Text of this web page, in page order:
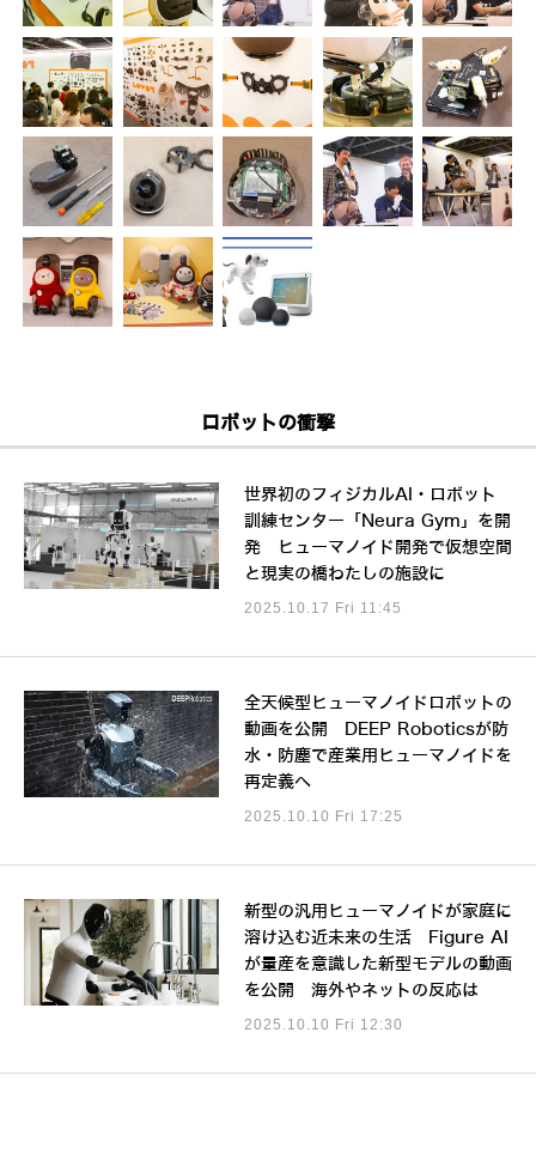
ロボットの衝撃
世界初のフィジカルAI・ロボット
訓練センター「Neura Gym」を開
発 ヒューマノイド開発で仮想空間
と現実の橋わたしの施設に
2025.10.17 Fri 11:45
全天候型ヒューマノイドロボットの
動画を公開 DEEP Roboticsが防
水・防塵で産業用ヒューマノイドを
再定義へ
2025.10.10 Fri 17:25
新型の汎用ヒューマノイドが家庭に
溶け込む近未来の生活 Figure AI
が量産を意識した新型モデルの動画
を公開 海外やネットの反応は
2025.10.10 Fri 12:30